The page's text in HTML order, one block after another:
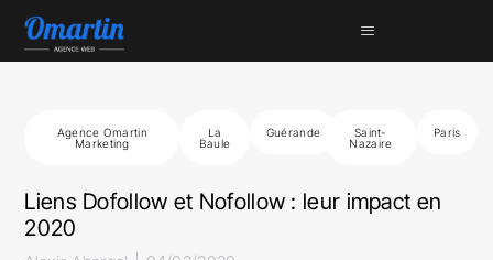
Agence Omartin
Marketing
La
Baule
Guérande
Saint-
Nazaire
Paris
Liens Dofollow et Nofollow : leur impact en
2020